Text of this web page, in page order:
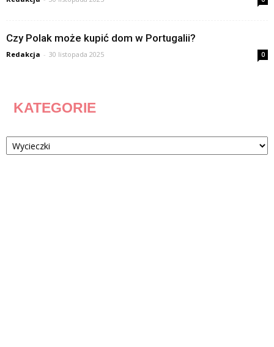
Czy Polak może kupić dom w Portugalii?
Redakcja - 30 listopada 2025 0
KATEGORIE
Kategorie